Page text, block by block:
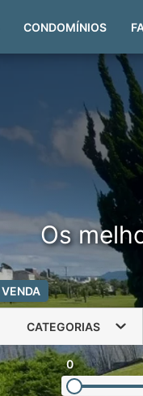
CONDOMÍNIOS
Os
VENDA
CATEGORIAS
0